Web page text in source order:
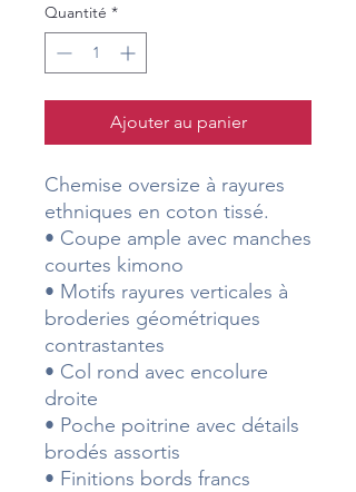
Quantité *
Ajouter au panier
Chemise oversize à rayures
ethniques en coton tissé.
• Coupe ample avec manches
courtes kimono
• Motifs rayures verticales à
broderies géométriques
contrastantes
• Col rond avec encolure
droite
• Poche poitrine avec détails
brodés assortis
• Finitions bords francs